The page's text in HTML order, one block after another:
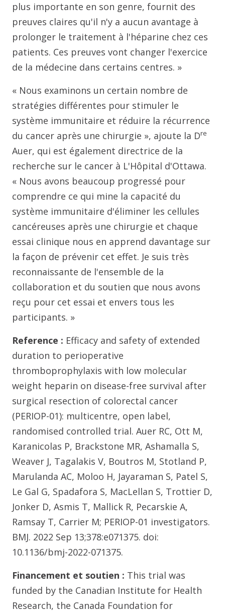
plus importante en son genre, fournit des
preuves claires qu'il n'y a aucun avantage à
prolonger le traitement à l'héparine chez ces
patients. Ces preuves vont changer l'exercice
de la médecine dans certains centres. »
« Nous examinons un certain nombre de
stratégies différentes pour stimuler le
système immunitaire et réduire la récurrence
du cancer après une chirurgie », ajoute la Dre
Auer, qui est également directrice de la
recherche sur le cancer à L'Hôpital d'Ottawa.
« Nous avons beaucoup progressé pour
comprendre ce qui mine la capacité du
système immunitaire d'éliminer les cellules
cancéreuses après une chirurgie et chaque
essai clinique nous en apprend davantage sur
la façon de prévenir cet effet. Je suis très
reconnaissante de l'ensemble de la
collaboration et du soutien que nous avons
reçu pour cet essai et envers tous les
participants. »
Reference : Efficacy and safety of extended
duration to perioperative
thromboprophylaxis with low molecular
weight heparin on disease-free survival after
surgical resection of colorectal cancer
(PERIOP-01): multicentre, open label,
randomised controlled trial. Auer RC, Ott M,
Karanicolas P, Brackstone MR, Ashamalla S,
Weaver J, Tagalakis V, Boutros M, Stotland P,
Marulanda AC, Moloo H, Jayaraman S, Patel S,
Le Gal G, Spadafora S, MacLellan S, Trottier D,
Jonker D, Asmis T, Mallick R, Pecarskie A,
Ramsay T, Carrier M; PERIOP-01 investigators.
BMJ. 2022 Sep 13;378:e071375. doi:
10.1136/bmj-2022-071375.
Financement et soutien : This trial was
funded by the Canadian Institute for Health
Research, the Canada Foundation for